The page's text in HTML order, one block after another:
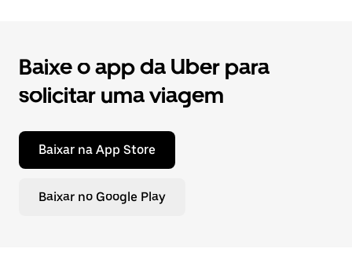
Baixe o app da Uber para
solicitar uma viagem
Baixar na App Store
Baixar no Google Play